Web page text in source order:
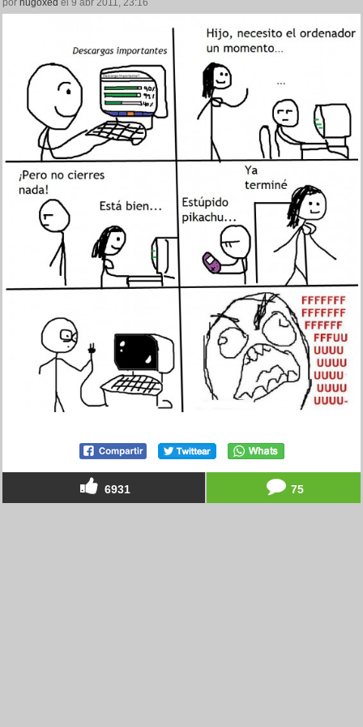
por hugoxed el 9 abr 2011, 23:16
6931 75